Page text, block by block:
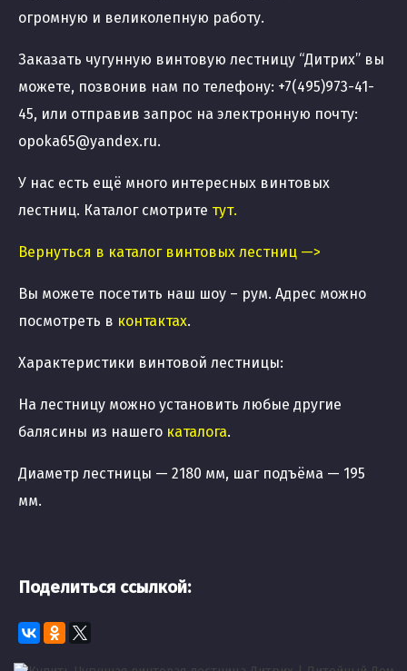
огромную и великолепную работу.
Заказать чугунную винтовую лестницу “Дитрих” вы
можете, позвонив нам по телефону: +7(495)973-41-
45, или отправив запрос на электронную почту:
opoka65@yandex.ru.
У нас есть ещё много интересных винтовых
лестниц. Каталог смотрите тут.
Вернуться в каталог винтовых лестниц —>
Вы можете посетить наш шоу – рум. Адрес можно
посмотреть в контактах.
Характеристики винтовой лестницы:
На лестницу можно установить любые другие
балясины из нашего каталога.
Диаметр лестницы — 2180 мм, шаг подъёма — 195
мм.
Поделиться ссылкой: